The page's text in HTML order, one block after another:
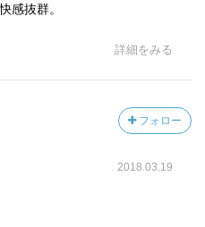
感抜群。
詳細をみる
フォロー
2018.03.19